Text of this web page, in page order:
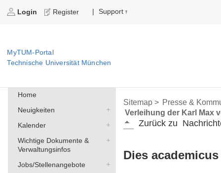
Login Register | Support
MyTUM-Portal
Technische Universität München
Home
Neuigkeiten
Kalender
Wichtige Dokumente &
Verwaltungsinfos
Jobs/Stellenangebote
Sitemap > Presse &
Verleihung der Karl Max
Zurück zu
Dies